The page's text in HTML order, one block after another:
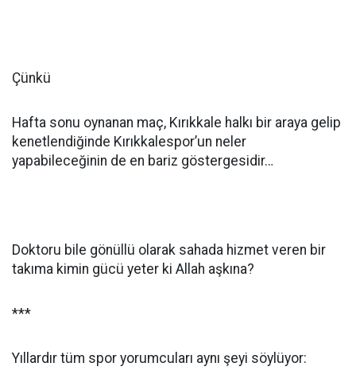
Çünkü
Hafta sonu oynanan maç, Kırıkkale halkı bir araya gelip
kenetlendiğinde Kırıkkalespor’un neler
yapabileceğinin de en bariz göstergesidir…
Doktoru bile gönüllü olarak sahada hizmet veren bir
takıma kimin gücü yeter ki Allah aşkına?
***
Yıllardır tüm spor yorumcuları aynı şeyi söylüyor: